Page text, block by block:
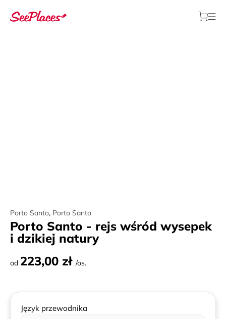
Porto Santo, Porto Santo
Porto Santo - rejs wśród wysepek
i dzikiej natury
od 223,00 zł /os.
Język przewodnika